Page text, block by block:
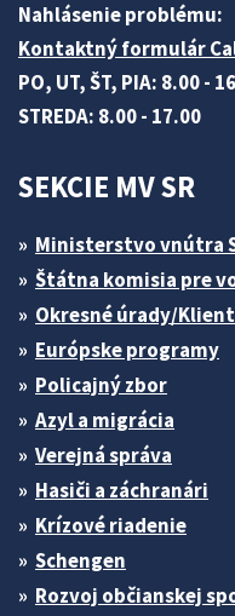
Nahlásenie problému:
Kontaktný formulár
PO, UT, ŠT, PIA: 8.00 -
STREDA: 8.00 - 17.00
SEKCIE MV SR
Ministerstvo vnútra
Štátna komisia pre
Okresné úrady/
Európske programy
Policajný zbor
Azyl a migrácia
Verejná správa
Hasiči a záchranári
Krízové riadenie
Schengen
Rozvoj občianskej